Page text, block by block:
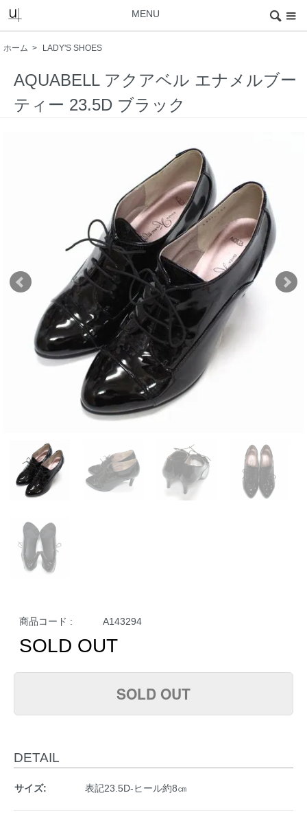
MENU
ホーム > LADY'S SHOES
AQUABELL アクアベル エナメルブー
ティー 23.5D ブラック
商品コード : A143294
SOLD OUT
SOLD OUT
DETAIL
サイズ: 表記23.5D-ヒール約8㎝